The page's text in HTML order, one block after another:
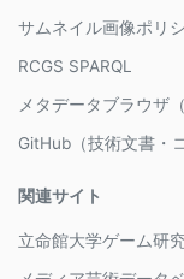
サムネイル画像ポリ
RCGS SPARQL
メタデータブラウザ
GitHub（技術文書・
関連サイト
立命館大学ゲーム研